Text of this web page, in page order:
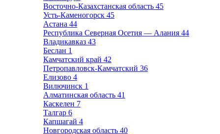
Восточно-Казахстанская область 45
Усть-Каменогорск 45
Астана 44
Республика Северная Осетия — Алания 44
Владикавказ 43
Беслан 1
Камчатский край 42
Петропавловск-Камчатский 36
Елизово 4
Вилючинск 1
Алматинская область 41
Каскелен 7
Талгар 6
Капшагай 4
Новгородская область 40